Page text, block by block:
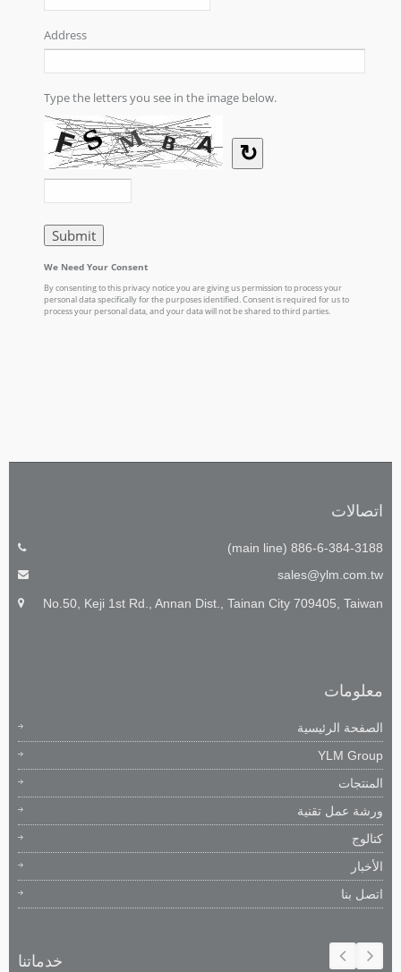
اتصالات
886-6-384-3188 (main line)
sales@ylm.com.tw
No.50, Keji 1st Rd., Annan Dist., Tainan City 709405, Taiwan
معلومات
الصفحة الرئيسية
YLM Group
المنتجات
ورشة عمل تقنية
كتالوج
الأخبار
اتصل بنا
خدماتنا